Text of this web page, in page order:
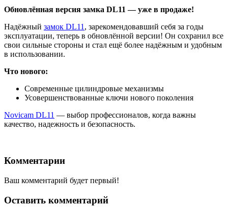
Обновлённая версия замка DL11 — уже в продаже!
Надёжный замок DL11 , зарекомендовавший себя за годы
эксплуатации, теперь в обновлённой версии! Он сохранил все
свои сильные стороны и стал ещё более надёжным и удобным
в использовании.
Что нового:
Современные цилиндровые механизмы
Усовершенствованные ключи нового поколения
Novicam DL11 — выбор профессионалов, когда важны
качество, надежность и безопасность.
Комментарии
Ваш комментарий будет первый!
Оставить комментарий